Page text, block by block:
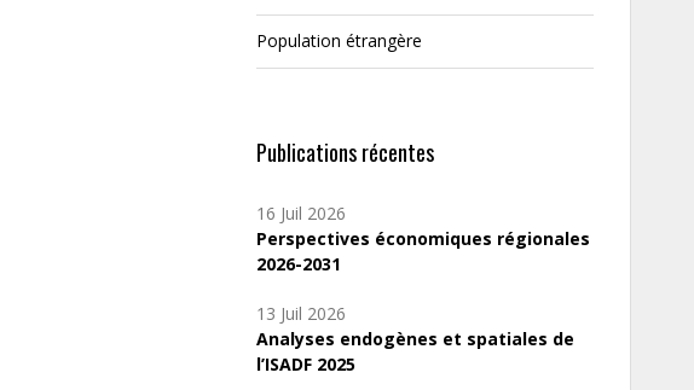
Population étrangère
Publications récentes
16 Juil 2026
Perspectives économiques régionales
2026-2031
13 Juil 2026
Analyses endogènes et spatiales de
l’ISADF 2025